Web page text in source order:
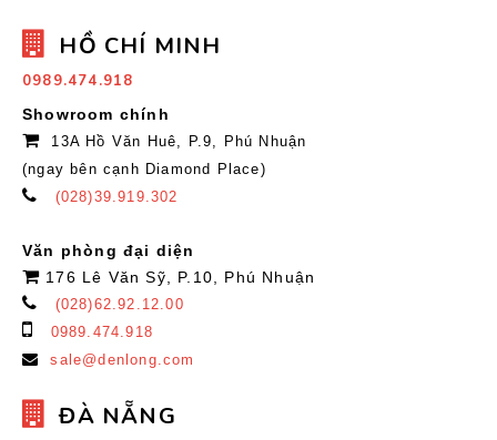
HỒ CHÍ MINH
0989.474.918
Showroom chính
13A Hồ Văn Huê, P.9, Phú Nhuận
(ngay bên cạnh Diamond Place)
(028)39.919.302
Văn phòng đại diện
176 Lê Văn Sỹ, P.10, Phú Nhuận
(028)62.92.12.00
0989.474.918
sale@denlong.com
ĐÀ NẴNG